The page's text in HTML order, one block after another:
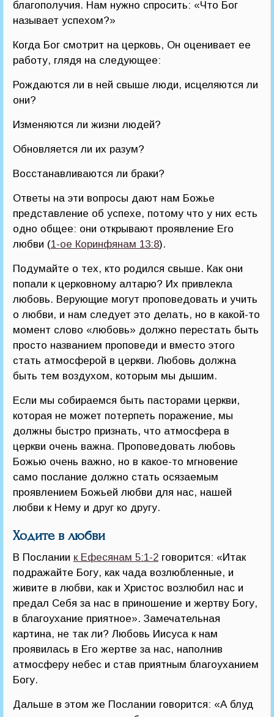
благополучия. Нам нужно спросить: «Что Бог
называет успехом?»
Когда Бог смотрит на церковь, Он оценивает ее
работу, глядя на следующее:
Рождаются ли в ней свыше люди, исцеляются ли
они?
Изменяются ли жизни людей?
Обновляется ли их разум?
Восстанавливаются ли браки?
Ответы на эти вопросы дают нам Божье
представление об успехе, потому что у них есть
одно общее: они открывают проявление Его
любви (1-ое Коринфянам 13:8).
Подумайте о тех, кто родился свыше. Как они
попали к церковному алтарю? Их привлекла
любовь. Верующие могут проповедовать и учить
о любви, и нам следует это делать, но в какой-то
момент слово «любовь» должно перестать быть
просто названием проповеди и вместо этого
стать атмосферой в церкви. Любовь должна
быть тем воздухом, которым мы дышим.
Если мы собираемся быть пасторами церкви,
которая не может потерпеть поражение, мы
должны быстро признать, что атмосфера в
церкви очень важна. Проповедовать любовь
Божью очень важно, но в какое-то мгновение
само послание должно стать осязаемым
проявлением Божьей любви для нас, нашей
любви к Нему и друг ко другу.
Ходите в любви
В Послании к Ефесянам 5:1-2 говорится: «Итак
подражайте Богу, как чада возлюбленные, и
живите в любви, как и Христос возлюбил нас и
предал Себя за нас в приношение и жертву Богу,
в благоухание приятное». Замечательная
картина, не так ли? Любовь Иисуса к нам
проявилась в Его жертве за нас, наполнив
атмосферу небес и став приятным благоуханием
Богу.
Дальше в этом же Послании говорится: «А блуд